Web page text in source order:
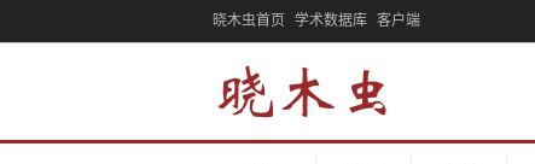
晓木虫首页 学术数据库 客户端